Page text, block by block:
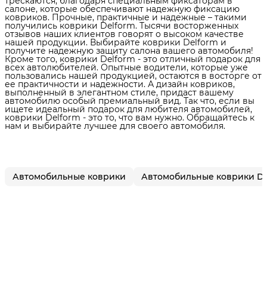
салоне, которые обеспечивают надежную фиксацию
ковриков. Прочные, практичные и надежные – такими
получились коврики Delform. Тысячи восторженных
отзывов наших клиентов говорят о высоком качестве
нашей продукции. Выбирайте коврики Delform и
получите надежную защиту салона вашего автомобиля!
Кроме того, коврики Delform - это отличный подарок для
всех автолюбителей. Опытные водители, которые уже
пользовались нашей продукцией, остаются в восторге от
ее практичности и надежности. А дизайн ковриков,
выполненный в элегантном стиле, придаст вашему
автомобилю особый премиальный вид. Так что, если вы
ищете идеальный подарок для любителя автомобилей,
коврики Delform - это то, что вам нужно. Обращайтесь к
нам и выбирайте лучшее для своего автомобиля.
Автомобильные коврики Автомобильные коврики